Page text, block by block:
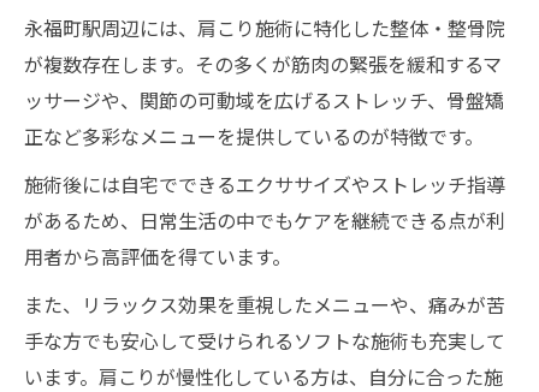
専門家による肩こりアプローチ徹底解明
肩こり専門家の施術アプローチを詳しく紹
介
永福町駅で受けられる専門的な肩こり対策
肩こり解消に向けた専門家のカウンセリン
グ力
肩こりに特化した専門アプローチの信頼性
永福町駅周辺には、肩こり施術に特化した整体・整骨院
が複数存在します。その多くが筋肉の緊張を緩和するマ
ッサージや、関節の可動域を広げるストレッチ、骨盤矯
正など多彩なメニューを提供しているのが特徴です。
施術後には自宅でできるエクササイズやストレッチ指導
があるため、日常生活の中でもケアを継続できる点が利
用者から高評価を得ています。
また、リラックス効果を重視したメニューや、痛みが苦
手な方でも安心して受けられるソフトな施術も充実して
います。肩こりが慢性化している方は、自分に合った施